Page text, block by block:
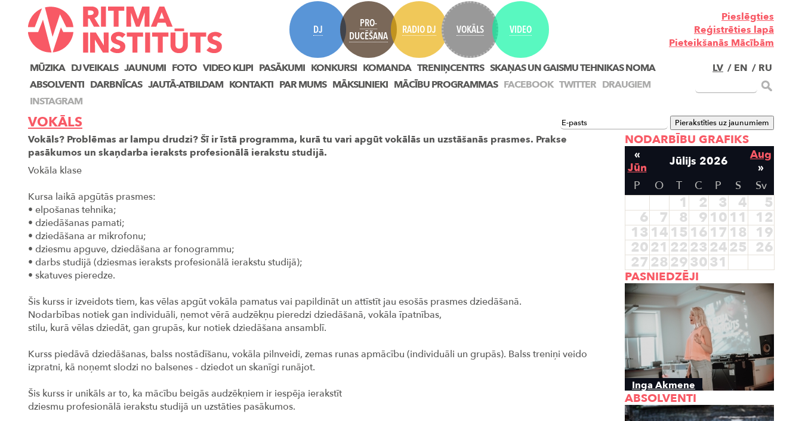
DJ
PRO-
DUCĒŠANA
RADIO DJ VOKĀLS VIDEO
Pieslēgties
Reģistrēties lapā
Pieteikšanās Mācībām
MŪZIKA DJ VEIKALS JAUNUMI FOTO VIDEO KLIPI PASĀKUMI KONKURSI KOMANDA TRENIŅCENTRS SKAŅAS UN GAISMU TEHNIKAS NOMA
ABSOLVENTI DARBNĪCAS JAUTĀ-ATBILDAM KONTAKTI PAR MUMS MĀKSLINIEKI MĀCĪBU PROGRAMMAS FACEBOOK TWITTER DRAUGIEM
INSTAGRAM
LV / EN / RU
VOKĀLS
Vokāls? Problēmas ar lampu drudzi? Šī ir īstā programma, kurā tu vari apgūt vokālās un uzstāšanās prasmes. Prakse
pasākumos un skaņdarba ieraksts profesionālā ierakstu studijā.
Vokāla klase
Kursa laikā apgūtās prasmes:
• elpošanas tehnika;
• dziedāšanas pamati;
• dziedāšana ar mikrofonu;
• dziesmu apguve, dziedāšana ar fonogrammu;
• darbs studijā (dziesmas ieraksts profesionālā ierakstu studijā);
• skatuves pieredze.
Šis kurss ir izveidots tiem, kas vēlas apgūt vokāla pamatus vai papildināt un attīstīt jau esošās prasmes dziedāšanā.
Nodarbības notiek gan individuāli, ņemot vērā audzēkņu pieredzi dziedāšanā, vokāla īpatnības,
stilu, kurā vēlas dziedāt, gan grupās, kur notiek dziedāšana ansamblī.
Kurss piedāvā dziedāšanas, balss nostādīšanu, vokāla pilnveidi, zemas runas apmācību (individuāli un grupās). Balss treniņi veido
izpratni, kā noņemt slodzi no balsenes - dziedot un skanīgi runājot.
Šis kurss ir unikāls ar to, ka mācību beigās audzēkņiem ir iespēja ierakstīt
dziesmu profesionālā ierakstu studijā un uzstāties pasākumos.
NODARBĪBU GRAFIKS
«
Jūn
Jūlijs 2026
Aug
»
P
O T C P S Sv
1 2 3 4
5
6
7 8 91011
12
13 1415 1617 18 19
2021 22 23 2425 26
27 28 293031
PASNIEDZĒJI
Inga Akmene
ABSOLVENTI